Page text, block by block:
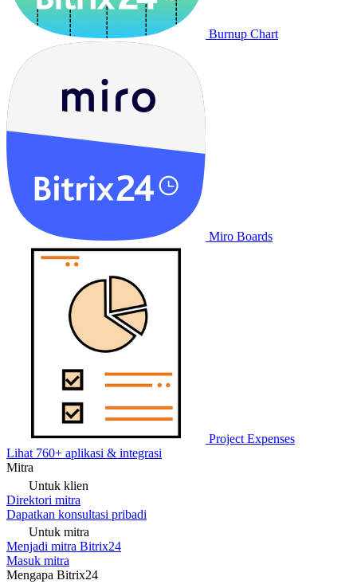
Burnup Chart
Miro Boards
Project Expenses
Lihat 760+ aplikasi & integrasi
Mitra
Untuk klien
Direktori mitra
Dapatkan konsultasi pribadi
Untuk mitra
Menjadi mitra Bitrix24
Masuk mitra
Mengapa Bitrix24